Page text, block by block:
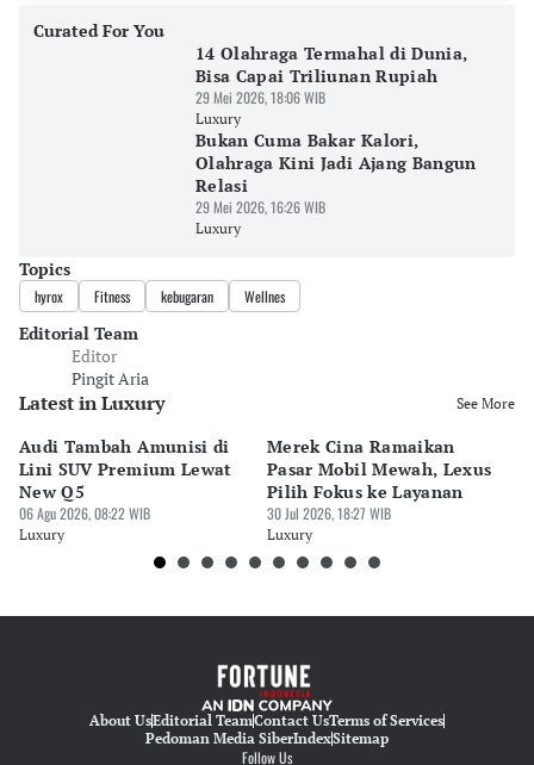
Curated For You
14 Olahraga Termahal di Dunia,
Bisa Capai Triliunan Rupiah
29 Mei 2026, 18:06 WIB
Luxury
Bukan Cuma Bakar Kalori,
Olahraga Kini Jadi Ajang Bangun
Relasi
29 Mei 2026, 16:26 WIB
Luxury
Topics
hyrox Fitness kebugaran Wellnes
Editorial Team
Editor
Pingit Aria
Latest in Luxury See More
Audi Tambah Amunisi di
Lini SUV Premium Lewat
New Q5
06 Agu 2026, 08:22 WIB
Luxury
Merek Cina Ramaikan
Pasar Mobil Mewah, Lexus
Pilih Fokus ke Layanan
30 Jul 2026, 18:27 WIB
Luxury
About UsEditorial TeamContact UsTerms of Services
Pedoman Media SiberIndexSitemap
Follow Us